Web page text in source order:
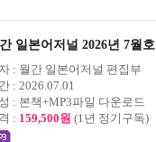
일본어저널 2026년 7월호
: 월간 일본어저널 편집부
: 2026.07.01
: 본책+MP3파일 다운로드
: 159,500원 (1년 정기구독)